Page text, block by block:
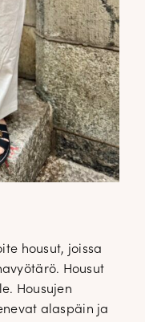
housut, joissa
Housut
Housujen
alaspäin ja